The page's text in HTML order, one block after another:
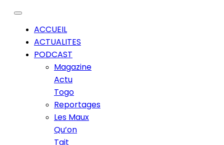
ACCUEIL
ACTUALITES
PODCAST
Magazine
Actu
Togo
Reportages
Les Maux
Qu’on
Tait